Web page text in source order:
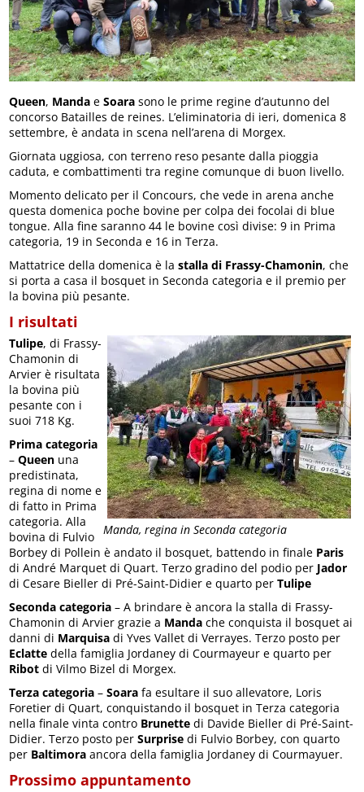
Queen, Manda eSoarasono le prime regine d’autunno del
concorso Batailles de reines. L’eliminatoria di ieri, domenica 8
settembre, è andata in scena nell’arena di Morgex.
Giornata uggiosa, con terreno reso pesante dalla pioggia
caduta, e combattimenti tra regine comunque di buon livello.
Momento delicato per il Concours, che vede in arena anche
questa domenica poche bovine per colpa dei focolai di blue
tongue. Alla fine saranno 44 le bovine così divise: 9 in Prima
categoria, 19 in Seconda e 16 in Terza.
Mattatrice della domenica è lastalla di Frassy-Chamonin, che
si porta a casa il bosquet in Seconda categoria e il premio per
la bovina più pesante.
I risultati
Manda, regina in Seconda categoria
Tulipe, di Frassy-
Chamonin di
Arvier è risultata
la bovina più
pesante con i
suoi 718 Kg.
Prima categoria
–Queen una
predistinata,
regina di nome e
di fatto in Prima
categoria. Alla
bovina di Fulvio
Borbey di Pollein è andato il bosquet, battendo in finale Paris
di André Marquet di Quart. Terzo gradino del podio per Jador
di Cesare Bieller di Pré-Saint-Didier e quarto perTulipe
Seconda categoria – A brindare è ancora la stalla di Frassy-
Chamonin di Arvier grazie a Manda che conquista il bosquet ai
danni di Marquisa di Yves Vallet di Verrayes. Terzo posto per
Eclatte della famiglia Jordaney di Courmayeur e quarto per
Ribot di Vilmo Bizel di Morgex.
Terza categoria –Soara fa esultare il suo allevatore, Loris
Foretier di Quart, conquistando il bosquet in Terza categoria
nella finale vinta contro Brunette di Davide Bieller di Pré-Saint-
Didier. Terzo posto perSurprise di Fulvio Borbey, con quarto
per Baltimora ancora della famiglia Jordaney di Courmayuer.
Prossimo appuntamento